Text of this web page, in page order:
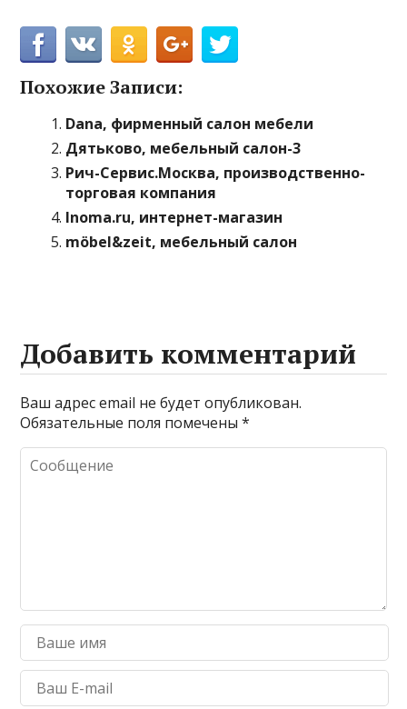
Похожие Записи:
Dana, фирменный салон мебели
Дятьково, мебельный салон-3
Рич-Сервис.Москва, производственно-
торговая компания
Inoma.ru, интернет-магазин
möbel&zeit, мебельный салон
Добавить комментарий
Ваш адрес email не будет опубликован.
Обязательные поля помечены*